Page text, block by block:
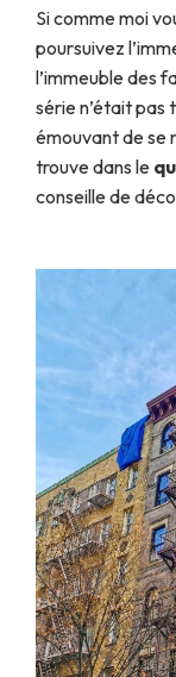
Si comme moi
poursuivez
l’immeuble des
série n’était pas
émouvant de se
trouve dans le
conseille de